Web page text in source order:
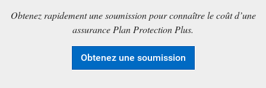
Obtenez rapidement une soumission pour connaître le coût d’une
assurance Plan Protection Plus.
Obtenez une soumission